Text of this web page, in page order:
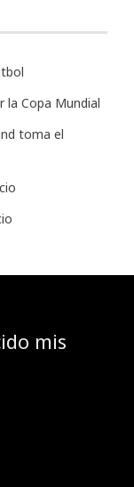
Copa Mundial
toma el
mis